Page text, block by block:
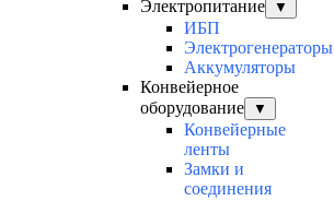
Электропитание
▼
ИБП
Электрогенераторы
Аккумуляторы
Конвейерное
оборудование
▼
Конвейерные
ленты
Замки и
соединения